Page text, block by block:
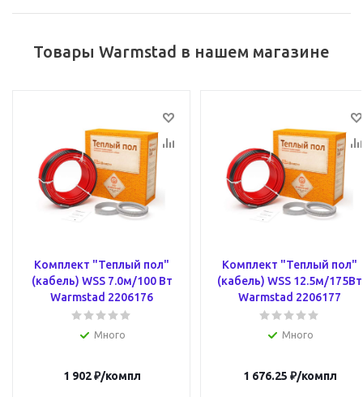
Товары Warmstad в нашем магазине
Комплект "Теплый пол"
(кабель) WSS 7.0м/100 Вт
Warmstad 2206176
Много
1 902₽/компл
Комплект "Теплый пол"
(кабель) WSS 12.5м/175Вт
Warmstad 2206177
Много
1 676.25 ₽/компл